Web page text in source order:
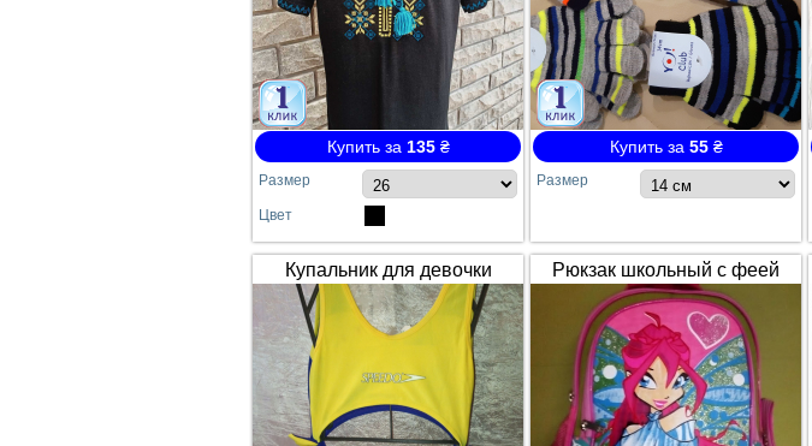
Купить за 135₴
Размер
Цвет
Купить за 55₴
Размер
Купальник для девочки
SPEEDO жёлто-синий
сдельный №64
Рюкзак школьный с феей
Winx / Винкс